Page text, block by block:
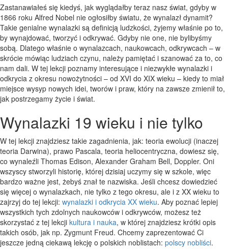
Zastanawiałeś się kiedyś, jak wyglądałby teraz nasz świat, gdyby w
1866 roku Alfred Nobel nie ogłosiłby światu, że wynalazł dynamit?
Takie genialne wynalazki są definicją ludzkości, żyjemy właśnie po to,
by wynajdować, tworzyć i odkrywać. Gdyby nie one, nie bylibyśmy
sobą. Dlatego właśnie o wynalazcach, naukowcach, odkrywcach – w
skrócie mówiąc ludziach czynu, należy pamiętać i szanować za to, co
nam dali. W tej lekcji poznamy interesujące i niezwykłe wynalazki i
odkrycia z okresu nowożytności – od XVI do XIX wieku – kiedy to miał
miejsce wysyp nowych idei, tworów i praw, który na zawsze zmienił to,
jak postrzegamy życie i świat.
Wynalazki 19 wieku i nie tylko
W tej lekcji znajdziesz takie zagadnienia, jak: teoria ewolucji (inaczej
teoria Darwina), prawo Pascala, teoria heliocentryczna, dowiesz się,
co wynaleźli Thomas Edison, Alexander Graham Bell, Doppler. Oni
wszyscy stworzyli historię, której dzisiaj uczymy się w szkole, więc
bardzo ważne jest, żebyś znał te nazwiska. Jeśli chcesz dowiedzieć
się więcej o wynalazkach, nie tylko z tego okresu, ale i z XX wieku to
zajrzyj do tej lekcji: wynalazki i odkrycia XX wieku. Aby poznać lepiej
wszystkich tych zdolnych naukowców i odkrywców, możesz też
skorzystać z tej lekcji kultura i nauka, w której znajdziesz krótki opis
takich osób, jak np. Zygmunt Freud. Chcemy zaprezentować Ci
jeszcze jedną ciekawą lekcję o polskich noblistach: polscy nobliści.